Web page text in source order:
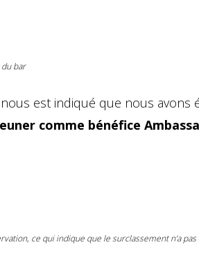
bar
est indiqué que nous avons
comme bénéfice
ce qui indique que le surclassement n’a pas